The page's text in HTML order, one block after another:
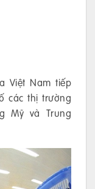
Việt Nam tiếp
các thị trường
Mỹ và Trung